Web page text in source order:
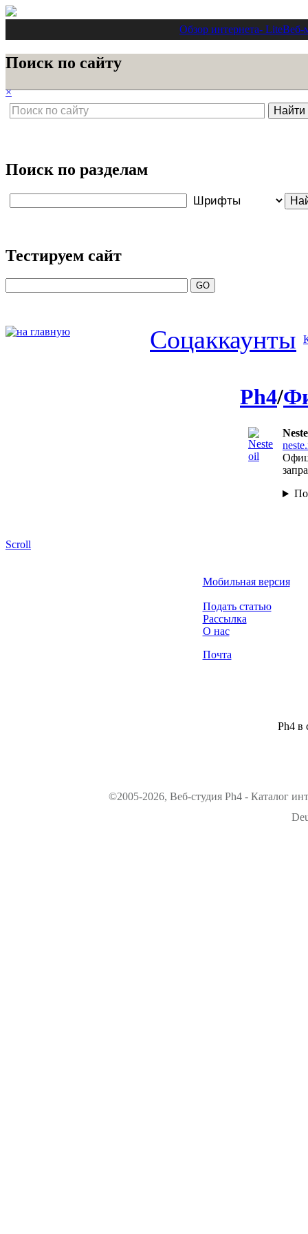
Обзор интернета- LiteВеб-
Поиск по сайту
×
Поиск по разделам
Тестируем сайт
Соцаккаунты
Ph4/
Scroll
Мобильная версия
Подать статью
Рассылка
О нас
Почта
Ph4 в
©2005-2026, Веб-студия Ph4 - Каталог